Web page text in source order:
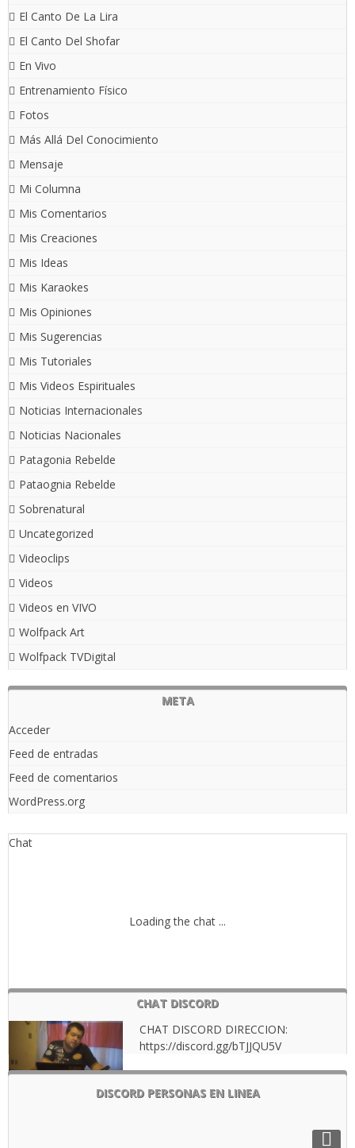
El Canto De La Lira
El Canto Del Shofar
En Vivo
Entrenamiento Físico
Fotos
Más Allá Del Conocimiento
Mensaje
Mi Columna
Mis Comentarios
Mis Creaciones
Mis Ideas
Mis Karaokes
Mis Opiniones
Mis Sugerencias
Mis Tutoriales
Mis Videos Espirituales
Noticias Internacionales
Noticias Nacionales
Patagonia Rebelde
Pataognia Rebelde
Sobrenatural
Uncategorized
Videoclips
Videos
Videos en VIVO
Wolfpack Art
Wolfpack TVDigital
META
Acceder
Feed de entradas
Feed de comentarios
WordPress.org
Chat
Loading the chat ...
CHAT DISCORD
CHAT DISCORD DIRECCION:
https://discord.gg/bTJJQU5V
DISCORD PERSONAS EN LINEA